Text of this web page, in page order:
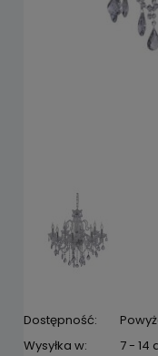
Dostępność:
Wysyłka w:
7 - 14